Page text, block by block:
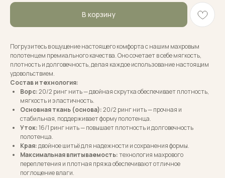
В корзину
Погрузитесь в ощущение настоящего комфорта с нашим махровым
полотенцем премиального качества. Оно сочетает в себе мягкость,
плотность и долговечность, делая каждое использование настоящим
удовольствием.
Состав и технология:
Ворс:20/2 ринг нить — двойная скрутка обеспечивает плотность,
мягкость и эластичность.
Основная ткань (основа):20/2 ринг нить — прочная и
стабильная, поддерживает форму полотенца.
Уток:16/1 ринг нить — повышает плотность и долговечность
полотенца.
Края:двойное шитьё для надежности и сохранения формы.
Максимальная впитываемость:технология махрового
переплетения и плотная пряжа обеспечивают отличное
поглощение влаги.